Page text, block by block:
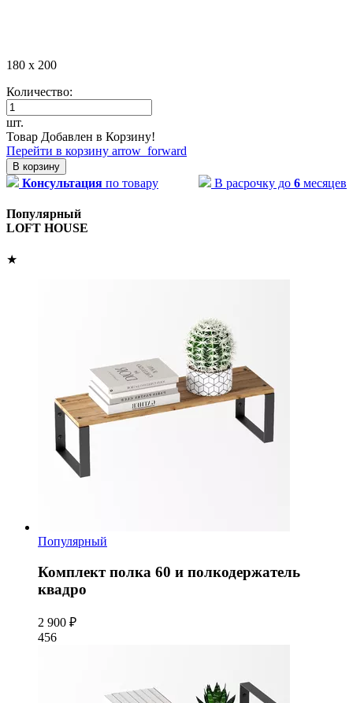
180 x 200
Количество:
шт.
Товар Добавлен в Корзину!
Перейти в корзину arrow_forward
В корзину
Консультация по товару В расрочку до 6 месяцев
Популярный
LOFT HOUSE
★
Популярный
Комплект полка 60 и полкодержатель
квадро
2 900 ₽
456